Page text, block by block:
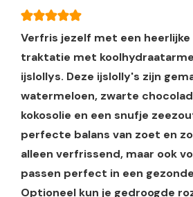
Verfris jezelf met een heerlijke
traktatie met
ijslollys. Deze ijslolly's zijn
watermeloen, zwarte
kokosolie en een snufje
perfecte balans van zoet en
alleen verfrissend, maar ook
passen perfect in een
Optioneel kun je gedroogde